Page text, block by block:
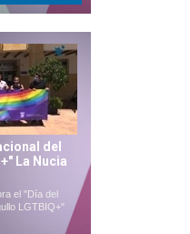
del
La Nucia
el "Día del
LGTBIQ+"